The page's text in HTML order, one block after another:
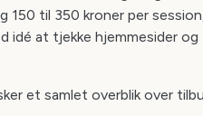
150 til 350 kroner per
at tjekke hjemmesider og
et samlet overblik over